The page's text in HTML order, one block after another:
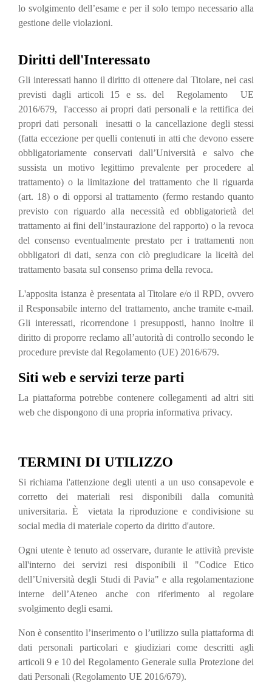
lo svolgimento dell’esame e per il solo tempo necessario alla
gestione delle violazioni.
Diritti dell'Interessato
Gli interessati hanno il diritto di ottenere dal Titolare, nei casi
previsti dagli articoli 15 e ss. del Regolamento UE
2016/679, l'accesso ai propri dati personali e la rettifica dei
propri dati personali inesatti o la cancellazione degli stessi
(fatta eccezione per quelli contenuti in atti che devono essere
obbligatoriamente conservati dall’Università e salvo che
sussista un motivo legittimo prevalente per procedere al
trattamento) o la limitazione del trattamento che li riguarda
(art. 18) o di opporsi al trattamento (fermo restando quanto
previsto con riguardo alla necessità ed obbligatorietà del
trattamento ai fini dell’instaurazione del rapporto) o la revoca
del consenso eventualmente prestato per i trattamenti non
obbligatori di dati, senza con ciò pregiudicare la liceità del
trattamento basata sul consenso prima della revoca.
L'apposita istanza è presentata al Titolare e/o il RPD, ovvero
il Responsabile interno del trattamento, anche tramite e-mail.
Gli interessati, ricorrendone i presupposti, hanno inoltre il
diritto di proporre reclamo all’autorità di controllo secondo le
procedure previste dal Regolamento (UE) 2016/679.
Siti web e servizi terze parti
La piattaforma potrebbe contenere collegamenti ad altri siti
web che dispongono di una propria informativa privacy.
TERMINI DI UTILIZZO
Si richiama l'attenzione degli utenti a un uso consapevole e
corretto dei materiali resi disponibili dalla comunità
universitaria. È vietata la riproduzione e condivisione su
social media di materiale coperto da diritto d'autore.
Ogni utente è tenuto ad osservare, durante le attività previste
all'interno dei servizi resi disponibili il "Codice Etico
dell’Università degli Studi di Pavia" e alla regolamentazione
interne dell’Ateneo anche con riferimento al regolare
svolgimento degli esami.
Non è consentito l’inserimento o l’utilizzo sulla piattaforma di
dati personali particolari e giudiziari come descritti agli
articoli 9 e 10 del Regolamento Generale sulla Protezione dei
dati Personali (Regolamento UE 2016/679).